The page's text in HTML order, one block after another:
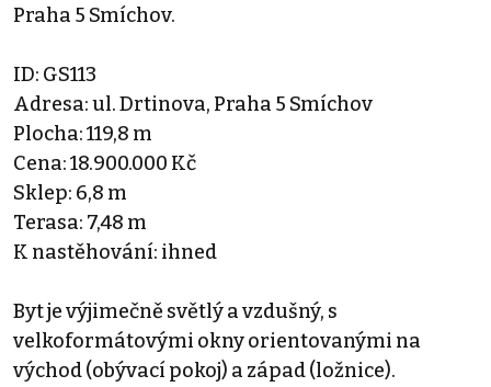
Praha 5 Smíchov.
ID: GS113
Adresa: ul. Drtinova, Praha 5 Smíchov
Plocha: 119,8 m
Cena: 18.900.000 Kč
Sklep: 6,8 m
Terasa: 7,48 m
K nastěhování: ihned
Byt je výjimečně světlý a vzdušný, s
velkoformátovými okny orientovanými na
východ (obývací pokoj) a západ (ložnice).